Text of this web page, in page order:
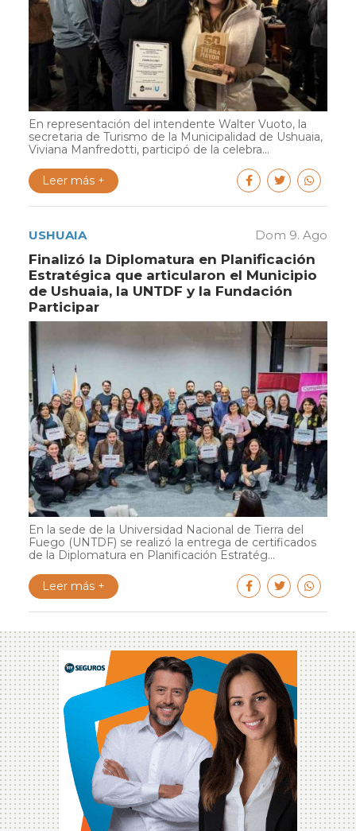
En representación del intendente Walter Vuoto, la
secretaria de Turismo de la Municipalidad de Ushuaia,
Viviana Manfredotti, participó de la celebra...
Leer más +
USHUAIA Dom 9. Ago
Finalizó la Diplomatura en Planificación
Estratégica que articularon el Municipio
de Ushuaia, la UNTDF y la Fundación
Participar
En la sede de la Universidad Nacional de Tierra del
Fuego (UNTDF) se realizó la entrega de certificados
de la Diplomatura en Planificación Estratég...
Leer más +